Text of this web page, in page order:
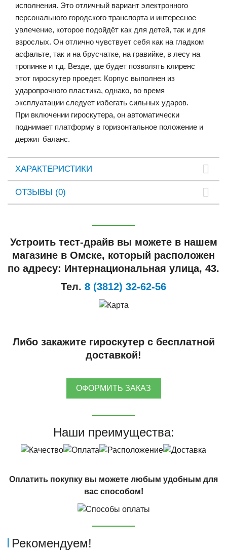
исполнения. Это отличный вариант электронного
персонального городского транспорта и интересное
увлечение, которое подойдёт как для детей, так и для
взрослых. Он отлично чувствует себя как на гладком
асфальте, так и на брусчатке, на гравийке, в лесу на
тропинке и т.д. Везде, где будет позволять клиренс
этот гироскутер проедет. Корпус выполнен из
ударопрочного пластика, однако, во время
эксплуатации следует избегать сильных ударов.
При включении гироскутера, он автоматически
поднимает платформу в горизонтальное положение и
держит баланс.
ХАРАКТЕРИСТИКИ
ОТЗЫВЫ (0)
Устроить тест-драйв вы можете в нашем
магазине в Омске, который расположен
по адресу: Интернациональная улица, 43.
Тел. 8 (3812) 32-62-56
Либо закажите гироскутер с бесплатной
доставкой!
ОФОРМИТЬ ЗАКАЗ
Наши преимущества:
Оплатить покупку вы можете любым удобным для
вас способом!
Рекомендуем!